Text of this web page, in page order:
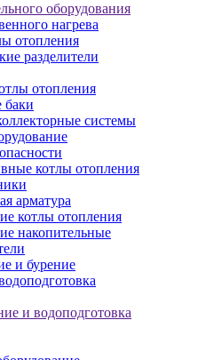
оборудования
нагрева
отопления
разделители
отопления
системы
котлы отопления
арматура
котлы отопления
накопительные
и бурение
и водоподготовка